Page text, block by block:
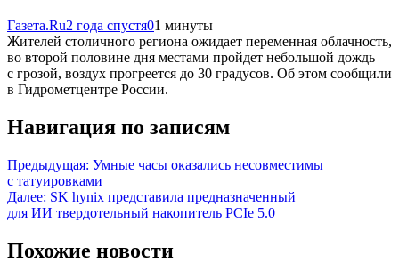
Газета.Ru2 года спустя01 минуты
Жителей столичного региона ожидает переменная облачность,
во второй половине дня местами пройдет небольшой дождь
с грозой, воздух прогреется до 30 градусов. Об этом сообщили
в Гидрометцентре России.
Навигация по записям
Предыдущая: Умные часы оказались несовместимы
с татуировками
Далее: SK hynix представила предназначенный
для ИИ твердотельный накопитель PCIe 5.0
Похожие новости